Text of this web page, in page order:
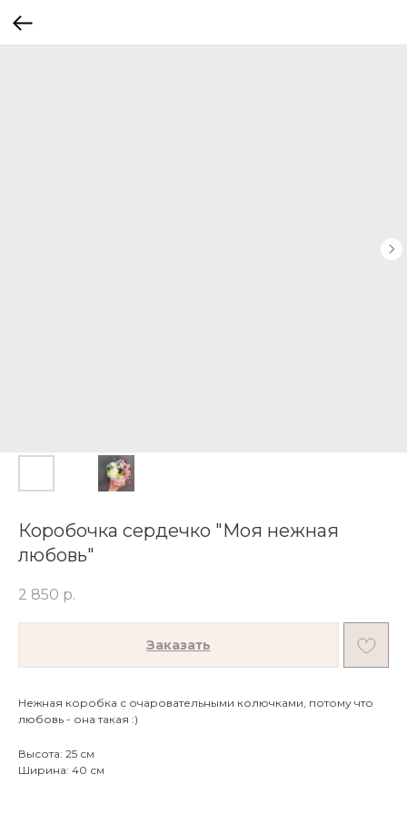
Коробочка сердечко "Моя нежная
любовь"
2 850 р.
Заказать
Нежная коробка с очаровательными колючками, потому что
любовь - она такая :)
Высота: 25 см
Ширина: 40 см